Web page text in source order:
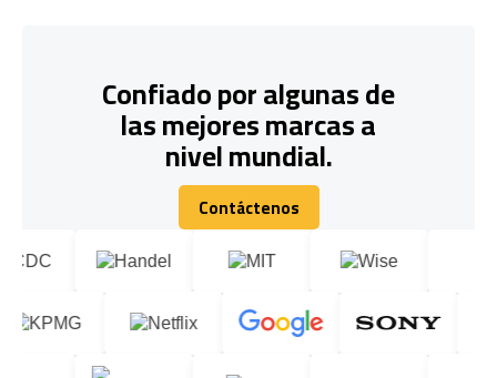
Confiado por algunas de
las mejores marcas a
nivel mundial.
Contáctenos
Contáctenos